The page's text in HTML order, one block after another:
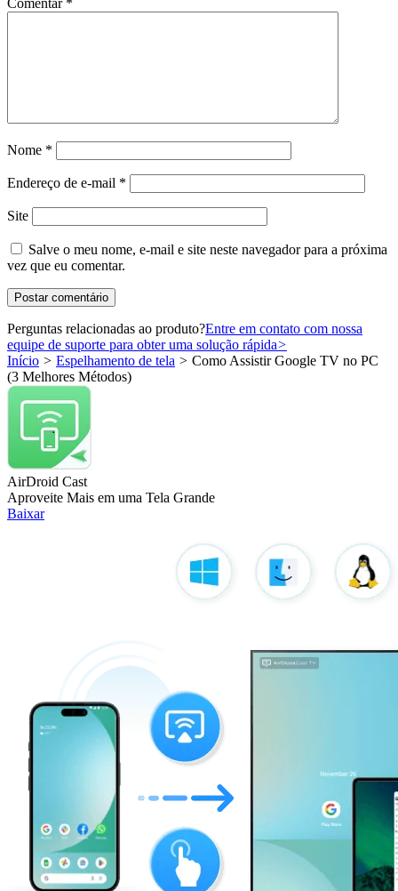
Comentar *
Nome *
Endereço de e-mail *
Site
Salve o meu nome, e-mail e site neste navegador para a próxima
vez que eu comentar.
Perguntas relacionadas ao produto?Entre em contato com nossa
equipe de suporte para obter uma solução rápida>
Início > Espelhamento de tela > Como Assistir Google TV no PC
(3 Melhores Métodos)
AirDroid Cast
Aproveite Mais em uma Tela Grande
Baixar